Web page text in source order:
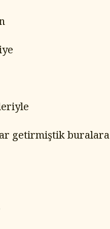
getirmiştik buralara